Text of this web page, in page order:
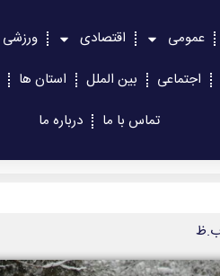
عمومی اقتصادی ورزشی
اجتماعی بین الملل استان ها
تماس با ما
درباره ما